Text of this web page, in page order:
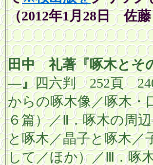
（2012年1月28日 佐
田中 礼著『啄木とそ
―』四六判252頁
からの啄木像／啄木・
６篇）／Ⅱ．啄木の周
と啄木／晶子と啄木／
して／ほか）／Ⅲ．啄